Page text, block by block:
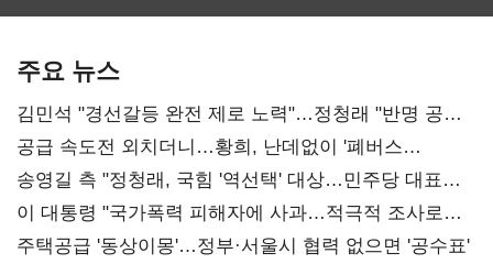
주요 뉴스
김민석 "경선갈등 완전 제로 노력"…정청래 "반명 공세
사과부터"
공급 속도전 외치더니…황희, 난데없이 '폐버스
리모델링' 제안
송영길 측 "정청래, 국힘 '역선택' 대상…민주당 대표로
총선 지휘 못해"
이 대통령 "국가폭력 피해자에 사과…적극적 조사로
진실 밝혀야"
주택공급 '동상이몽'…정부·서울시 협력 없으면 '공수표'